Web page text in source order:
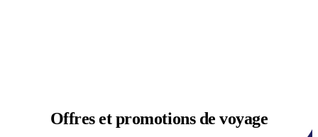
Offres etpromotions de voyage